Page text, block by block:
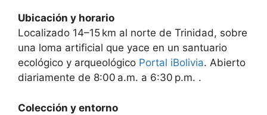
Ubicación y horario
Localizado 14–15 km al norte de Trinidad, sobre
una loma artificial que yace en un santuario
ecológico y arqueológico Portal iBolivia. Abierto
diariamente de 8:00 a.m. a 6:30 p.m. .
Colección y entorno